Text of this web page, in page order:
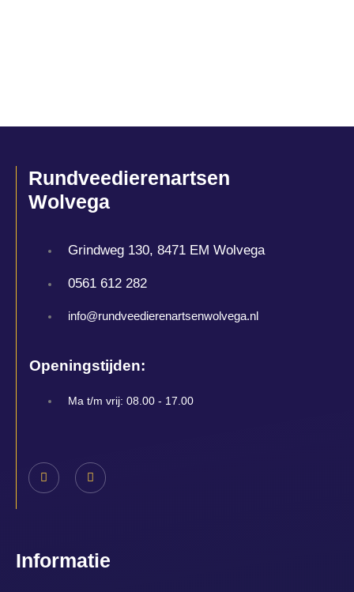
Rundveedierenartsen
Wolvega
Grindweg 130, 8471 EM Wolvega
0561 612 282
info@rundveedierenartsenwolvega.nl
Openingstijden:
Ma t/m vrij: 08.00 - 17.00
Informatie